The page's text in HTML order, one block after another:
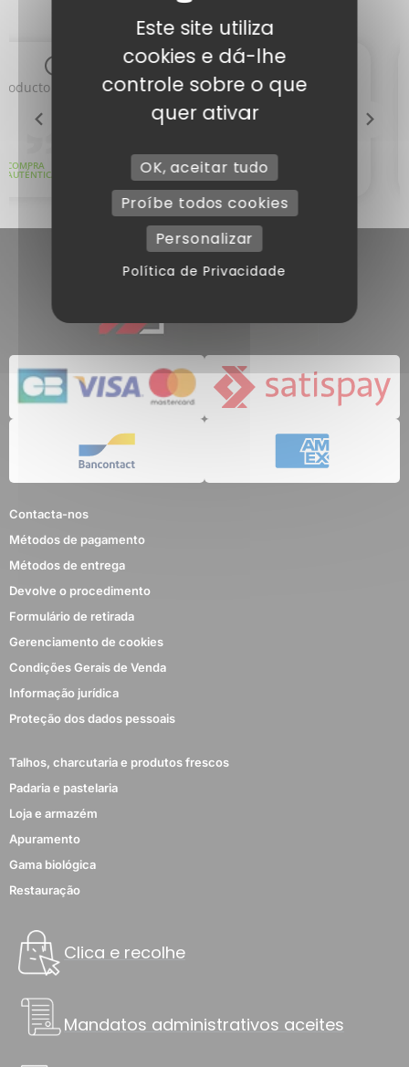
Contacta-nos
Métodos de pagamento
Métodos de entrega
Devolve o procedimento
Formulário de retirada
Gerenciamento de cookies
Condições Gerais de Venda
Informação jurídica
Proteção dos dados pessoais
Talhos, charcutaria e produtos frescos
Padaria e pastelaria
Loja e armazém
Apuramento
Gama biológica
Restauração
Clica e recolhe
Mandatos administrativos aceites
Este site utiliza
cookies e dá-lhe
controle sobre o que
quer ativar
OK, aceitar tudo
Proíbe todos cookies
Personalizar
Política de Privacidade